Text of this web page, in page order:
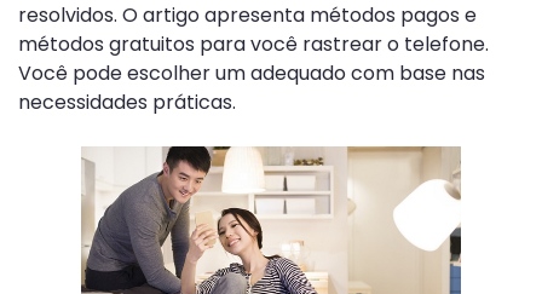
resolvidos. O artigo apresenta métodos pagos e
métodos gratuitos para você rastrear o telefone.
Você pode escolher um adequado com base nas
necessidades práticas.